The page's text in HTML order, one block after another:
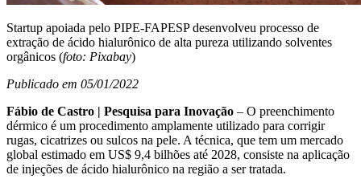
Startup apoiada pelo PIPE-FAPESP desenvolveu processo de
extração de ácido hialurônico de alta pureza utilizando solventes
orgânicos (foto: Pixabay)
Publicado em 05/01/2022
Fábio de Castro | Pesquisa para Inovação – O preenchimento
dérmico é um procedimento amplamente utilizado para corrigir
rugas, cicatrizes ou sulcos na pele. A técnica, que tem um mercado
global estimado em US$ 9,4 bilhões até 2028, consiste na aplicação
de injeções de ácido hialurônico na região a ser tratada.